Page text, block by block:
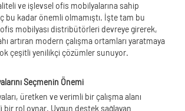
ve işlevsel ofis mobilyalarına sahip
bu kadar önemli olmamıştı. İşte tam bu
mobilyası distribütörleri devreye girerek,
artıran modern çalışma ortamları yaratmaya
çeşitli yenilikçi çözümler sunuyor.
Seçmenin Önemi
üretken ve verimli bir çalışma alanı
bir rol oynar. Uygun destek sağlayan